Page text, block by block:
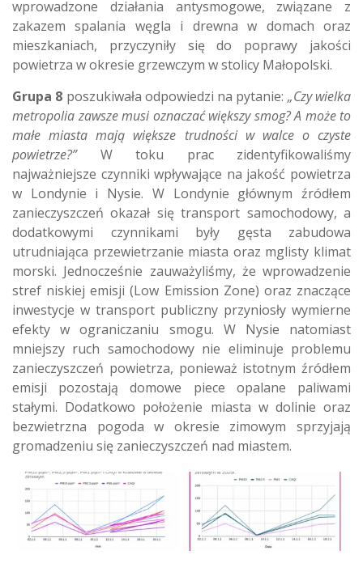
wprowadzone działania antysmogowe, związane z
zakazem spalania węgla i drewna w domach oraz
mieszkaniach, przyczyniły się do poprawy jakości
powietrza w okresie grzewczym w stolicy Małopolski.
Grupa 8 poszukiwała odpowiedzi na pytanie: „Czy wielka
metropolia zawsze musi oznaczać większy smog? A może to
małe miasta mają większe trudności w walce o czyste
powietrze?”W toku prac zidentyfikowaliśmy
najważniejsze czynniki wpływające na jakość powietrza
w Londynie i Nysie. W Londynie głównym źródłem
zanieczyszczeń okazał się transport samochodowy, a
dodatkowymi czynnikami były gęsta zabudowa
utrudniająca przewietrzanie miasta oraz mglisty klimat
morski. Jednocześnie zauważyliśmy, że wprowadzenie
stref niskiej emisji (Low Emission Zone) oraz znaczące
inwestycje w transport publiczny przyniosły wymierne
efekty w ograniczaniu smogu. W Nysie natomiast
mniejszy ruch samochodowy nie eliminuje problemu
zanieczyszczeń powietrza, ponieważ istotnym źródłem
emisji pozostają domowe piece opalane paliwami
stałymi. Dodatkowo położenie miasta w dolinie oraz
bezwietrzna pogoda w okresie zimowym sprzyjają
gromadzeniu się zanieczyszczeń nad miastem.